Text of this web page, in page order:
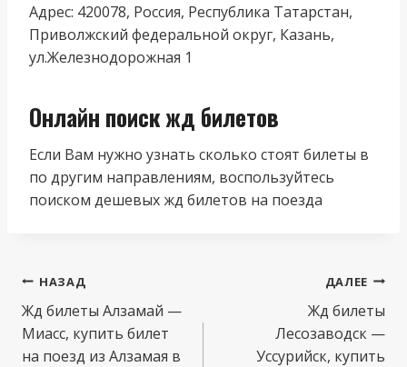
Адрес: 420078, Россия, Республика Татарстан,
Приволжский федеральной округ, Казань,
ул.Железнодорожная 1
Онлайн поиск жд билетов
Если Вам нужно узнать сколько стоят билеты в
по другим направлениям, воспользуйтесь
поиском дешевых жд билетов на поезда
Навигация
по
записям
НАЗАД
Жд билеты Алзамай —
Миасс, купить билет
на поезд из Алзамая в
ДАЛЕЕ
Жд билеты
Лесозаводск —
Уссурийск, купить